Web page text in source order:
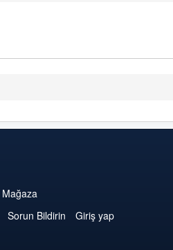
Mağaza
Sorun Bildirin
Giriş yap